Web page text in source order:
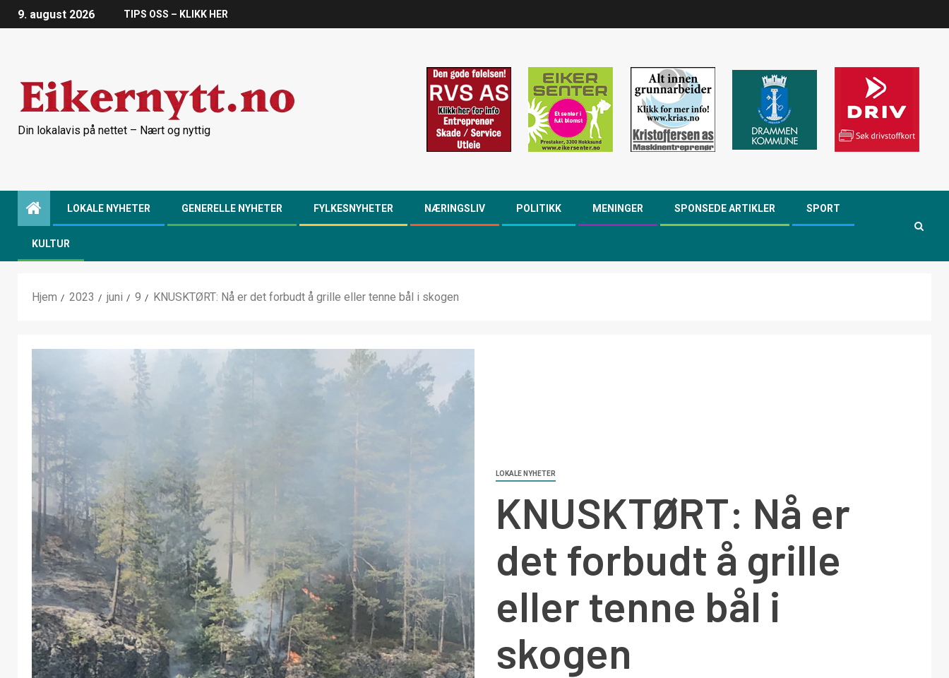
9. august 2026 TIPS OSS – KLIKK HER
Din lokalavis på nettet – Nært og nyttig
LOKALE NYHETER GENERELLE NYHETER FYLKESNYHETER NÆRINGSLIV POLITIKK MENINGER SPONSEDE ARTIKLER SPORT
KULTUR
Hjem 2023 juni 9 KNUSKTØRT: Nå er det forbudt å grille eller tenne bål i skogen
LOKALE NYHETER
KNUSKTØRT: Nå er
det forbudt å grille
eller tenne bål i
skogen